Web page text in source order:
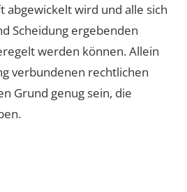
abgewickelt wird und alle sich
Scheidung ergebenden
werden können. Allein
verbundenen rechtlichen
Grund genug sein, die